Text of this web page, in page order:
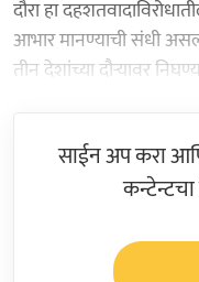
दौरा हा
आभार मानण्याची संधी
तीन देशांच्या दौऱ्यावर
साईन अप करा